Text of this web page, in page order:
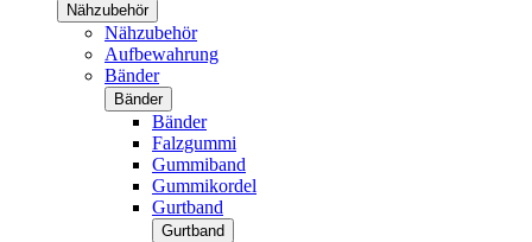
Nähzubehör
Nähzubehör
Aufbewahrung
Bänder
Bänder
Bänder
Falzgummi
Gummiband
Gummikordel
Gurtband
Gurtband